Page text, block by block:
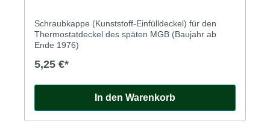
Schraubkappe (Kunststoff-Einfülldeckel) für den
Thermostatdeckel des späten MGB (Baujahr ab
Ende 1976)
5,25 €*
In den Warenkorb